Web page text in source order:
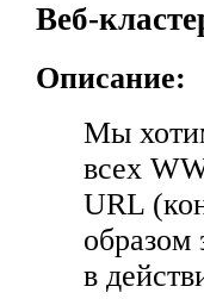
Веб-
Описание:
Мы
всех
URL
образом
в